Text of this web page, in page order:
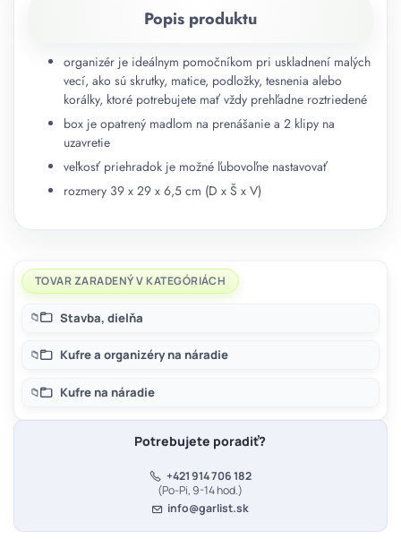
Popis produktu
organizér je ideálnym pomočníkom pri uskladnení malých
vecí, ako sú skrutky, matice, podložky, tesnenia alebo
korálky, ktoré potrebujete mať vždy prehľadne roztriedené
box je opatrený madlom na prenášanie a 2 klipy na
uzavretie
veľkosť priehradok je možné ľubovoľne nastavovať
rozmery 39 x 29 x 6,5 cm (D x Š x V)
TOVAR ZARADENÝ V KATEGÓRIÁCH
Stavba, dielňa
Kufre a organizéry na náradie
Kufre na náradie
Potrebujete poradiť?
+421 914 706 182
(Po-Pi, 9-14 hod.)
info@garlist.sk